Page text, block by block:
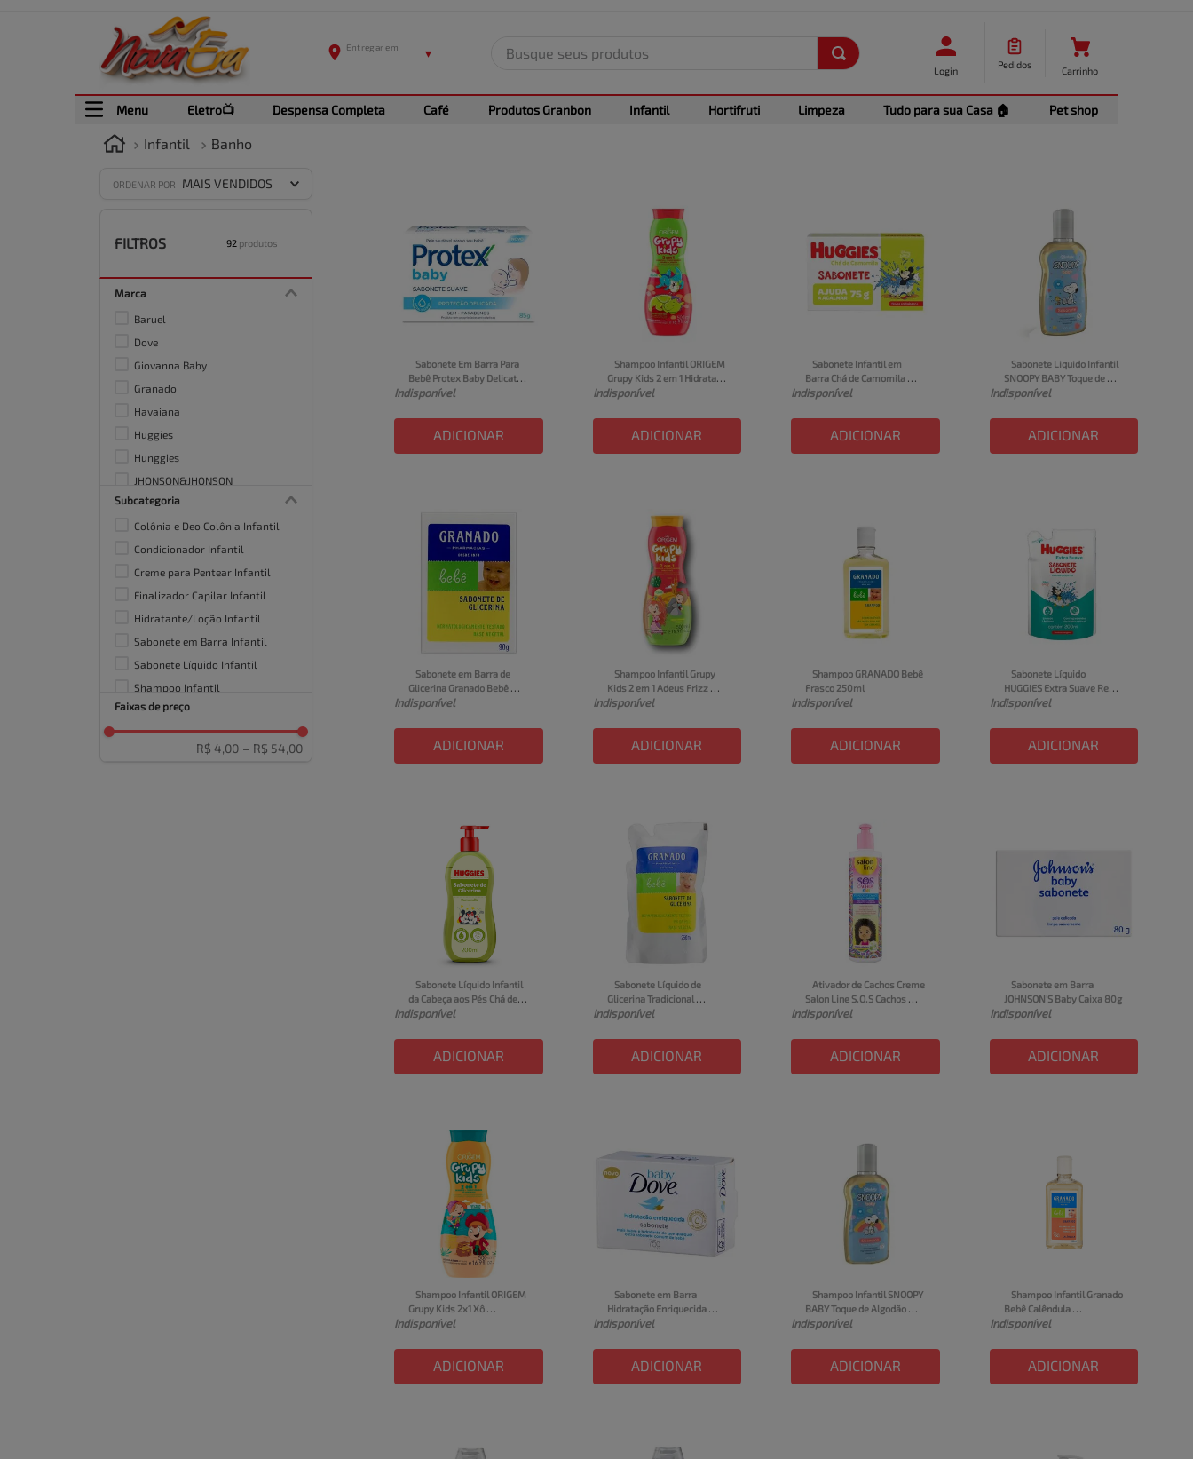
1
leite
5º carne
Login
Pedidos
Carrinho
Menu Eletro📺 Despensa Completa Café Produtos Granbon Infantil Hortifruti Limpeza Tudo para sua Casa 🏠 Pet shop
Infantil Banho
ORDENAR POR MAIS VENDIDOS
FILTROS 92 produtos
Marca
Baruel
Dove
Giovanna Baby
Granado
Havaiana
Huggies
Hunggies
JHONSON&JHONSON
Johnson & Johnson
Johnson's
Subcategoria
Colônia e Deo Colônia Infantil
Condicionador Infantil
Creme para Pentear Infantil
Finalizador Capilar Infantil
Hidratante/Loção Infantil
Sabonete em Barra Infantil
Sabonete Líquido Infantil
Shampoo Infantil
Faixas de preço
R$ 4,00 – R$ 54,00
Sabonete Em Barra Para
Bebê Protex Baby Delicate
Care 85g
Indisponível
ADICIONAR
Shampoo Infantil ORIGEM
Grupy Kids 2 em 1 Hidrata
De Montão Frasco 500ml
Indisponível
ADICIONAR
Sabonete Infantil em
Barra Chá de Camomila
Huggies Caixa 75g
Indisponível
ADICIONAR
Sabonete Liquido Infantil
SNOOPY BABY Toque de
Algodão Frasco 200ml
Indisponível
ADICIONAR
Sabonete em Barra de
Glicerina Granado Bebê
Caixa 90g
Indisponível
ADICIONAR
Shampoo Infantil Grupy
Kids 2 em 1 Adeus Frizz
Origem Frasco 500ml
Indisponível
ADICIONAR
Shampoo GRANADO Bebê
Frasco 250ml
Indisponível
ADICIONAR
Sabonete Líquido
HUGGIES Extra Suave Refil
200ml
Indisponível
ADICIONAR
Sabonete Líquido Infantil
da Cabeça aos Pés Chá de
Camomila Huggies Frasco
Indisponível
ADICIONAR
Sabonete Líquido de
Glicerina Tradicional
Granado Bebê Sachê 250ml
Indisponível
ADICIONAR
Ativador de Cachos Creme
Salon Line S.O.S Cachos
Kids Frasco 300ml
Indisponível
ADICIONAR
Sabonete em Barra
JOHNSON'S Baby Caixa 80g
Indisponível
ADICIONAR
Shampoo Infantil ORIGEM
Grupy Kids 2x1 Xô
Embaraço 500ml
Indisponível
ADICIONAR
Sabonete em Barra
Hidratação Enriquecida
Dove Baby Caixa 75g
Indisponível
ADICIONAR
Shampoo Infantil SNOOPY
BABY Toque de Algodão
200ml
Indisponível
ADICIONAR
Shampoo Infantil Granado
Bebê Calêndula
Embalagem 250ml
Indisponível
ADICIONAR